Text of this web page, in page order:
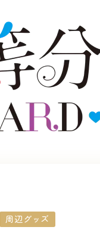
周辺グッズ